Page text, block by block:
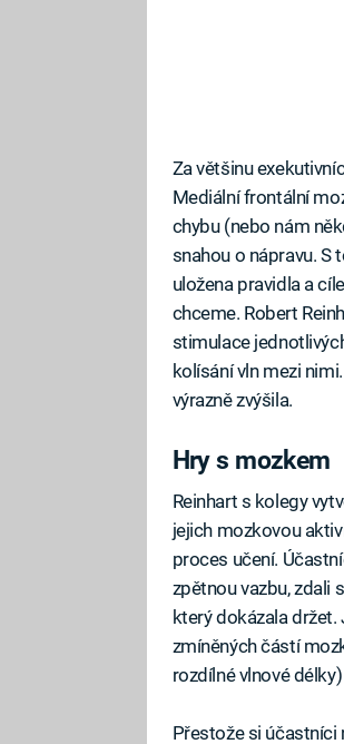
Za většinu
Mediální frontální
chybu (nebo nám
snahou o nápravu. S
uložena pravidla a
chceme. Robert
stimulace
kolísání vln mezi
výrazně zvýšila.
Hry s mozkem
Reinhart s kolegy
jejich mozkovou
proces učení.
zpětnou vazbu, zdali
který dokázala
zmíněných částí
rozdílné vlnové
Přestože si účastníci